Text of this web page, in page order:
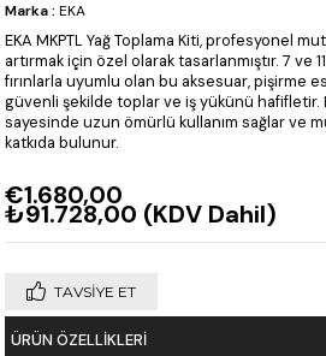
Marka : EKA
EKA MKPTL Yağ Toplama Kiti, profesyonel
artırmak için özel olarak tasarlanmıştır. 7 ve
fırınlarla uyumlu olan bu aksesuar, pişirme
güvenli şekilde toplar ve iş yükünü hafifletir.
sayesinde uzun ömürlü kullanım sağlar ve
katkıda bulunur.
€1.680,00
₺91.728,00 (KDV Dahil)
TAVSIYE ET
ÜRÜN ÖZELLIKLERI